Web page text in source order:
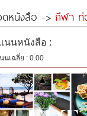
หนังสือ -> กีฬา ท่
นนหนังสือ :
นเฉลี่ย : 0.00